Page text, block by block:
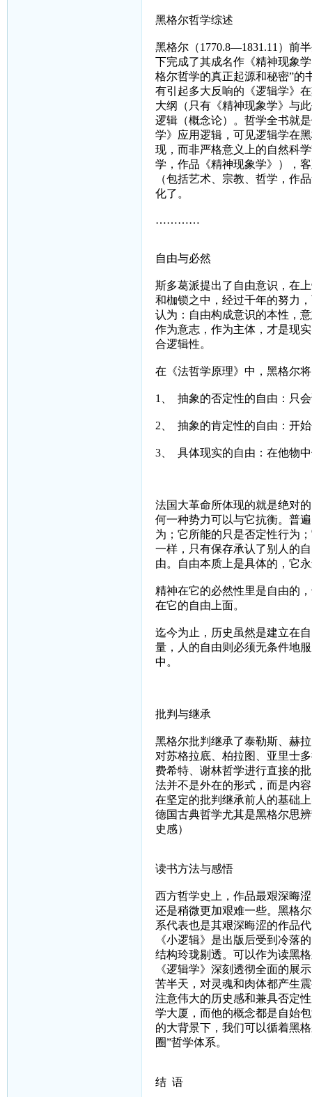
黑格尔哲学综述
黑格尔（1770.8—1831.11 ）前
下完成了其成名作《精神现象
格尔哲学的真正起源和秘密”的
有引起多大反响的《逻辑学》
大纲（只有《精神现象学》与
逻辑（概念论）。哲学全书就
学》应用逻辑，可见逻辑学在
现，而非严格意义上的自然科
学，作品《精神现象学》），
（包括艺术、宗教、哲学，作
化了。
…………
自由与必然
斯多葛派提出了自由意识，在
和枷锁之中，经过千年的努力
认为：自由构成意识的本性，
作为意志，作为主体，才是现
合逻辑性。
在《法哲学原理》中，黑格尔
1、 抽象的否定性的自由：只
2、 抽象的肯定性的自由：开
3、 具体现实的自由：在他物
法国大革命所体现的就是绝对
何一种势力可以与它抗衡。普
为；它所能的只是否定性行为
一样，只有保存承认了别人的
由。自由本质上是具体的，它
精神在它的必然性里是自由的
在它的自由上面。
迄今为止，历史虽然是建立在
量，人的自由则必须无条件地
中。
批判与继承
黑格尔批判继承了泰勒斯、赫
对苏格拉底、柏拉图、亚里士
费希特、谢林哲学进行直接的
法并不是外在的形式，而是内
在坚定的批判继承前人的基础
德国古典哲学尤其是黑格尔思
史感）
读书方法与感悟
西方哲学史上，作品最艰深晦
还是稍微更加艰难一些。黑格
系代表也是其艰深晦涩的作品
《小逻辑》是出版后受到冷落
结构玲珑剔透。可以作为读黑
《逻辑学》深刻透彻全面的展
苦半天，对灵魂和肉体都产生
注意伟大的历史感和兼具否定
学大厦，而他的概念都是自始
的大背景下，我们可以循着黑
圈”哲学体系。
结 语